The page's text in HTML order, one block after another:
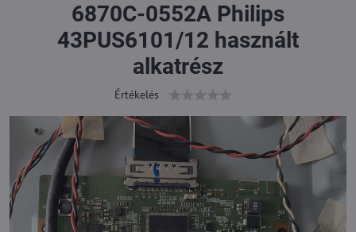
6870C-0552A Philips
43PUS6101/12 használt
alkatrész
Értékelés